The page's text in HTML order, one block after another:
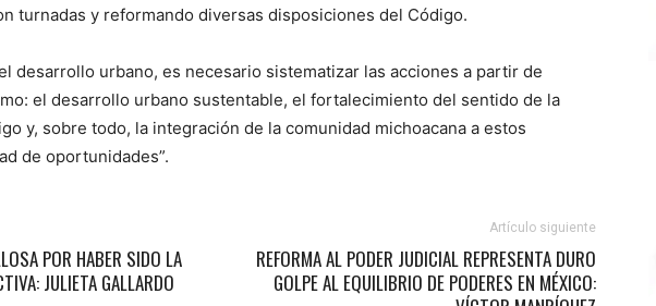
turnadas y reformando diversas disposiciones del Código.
desarrollo urbano, es necesario sistematizar las acciones a partir de
el desarrollo urbano sustentable, el fortalecimiento del sentido de la
y, sobre todo, la integración de la comunidad michoacana a estos
de oportunidades”.
POR HABER SIDO LA
JULIETA GALLARDO
Artículo siguiente
REFORMA AL PODER JUDICIAL REPRESENTA DURO
GOLPE AL EQUILIBRIO DE PODERES EN MÉXICO: